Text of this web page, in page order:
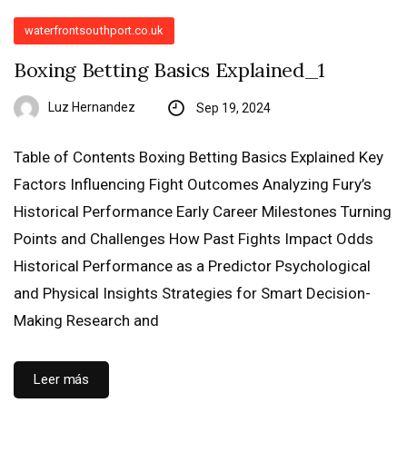
waterfrontsouthport.co.uk
Boxing Betting Basics Explained_1
Luz Hernandez Sep 19, 2024
Table of Contents Boxing Betting Basics Explained Key
Factors Influencing Fight Outcomes Analyzing Fury’s
Historical Performance Early Career Milestones Turning
Points and Challenges How Past Fights Impact Odds
Historical Performance as a Predictor Psychological
and Physical Insights Strategies for Smart Decision-
Making Research and
Leer más